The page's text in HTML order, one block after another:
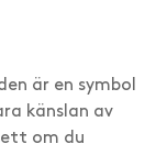
är en symbol
känslan av
om du